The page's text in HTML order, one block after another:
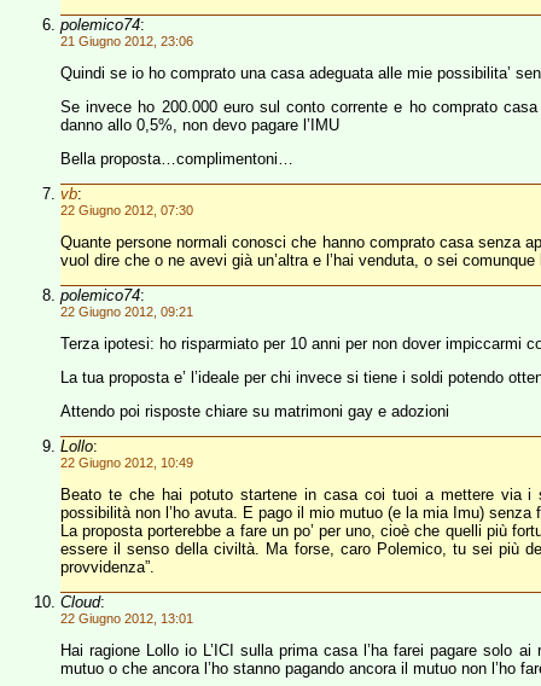
polemico74:
21 Giugno 2012, 23:06
Quindi se io ho comprato una casa adeguata alle mie possibilita’
Se invece ho 200.000 euro sul conto corrente e ho comprato
danno allo 0,5%, non devo pagare l’IMU
Bella proposta…complimentoni…
vb:
22 Giugno 2012, 07:30
Quante persone normali conosci che hanno comprato casa senza
vuol dire che o ne avevi già un’altra e l’hai venduta, o sei
polemico74:
22 Giugno 2012, 09:21
Terza ipotesi: ho risparmiato per 10 anni per non dover impiccarmi
La tua proposta e’ l’ideale per chi invece si tiene i soldi potendo
Attendo poi risposte chiare su matrimoni gay e adozioni
Lollo:
22 Giugno 2012, 10:49
Beato te che hai potuto startene in casa coi tuoi a mettere via
possibilità non l’ho avuta. E pago il mio mutuo (e la mia Imu) senza
La proposta porterebbe a fare un po’ per uno, cioè che quelli più
essere il senso della civiltà. Ma forse, caro Polemico, tu sei più
provvidenza”.
Cloud:
22 Giugno 2012, 13:01
Hai ragione Lollo io L’ICI sulla prima casa l’ha farei pagare solo
mutuo o che ancora l’ho stanno pagando ancora il mutuo non l’ho